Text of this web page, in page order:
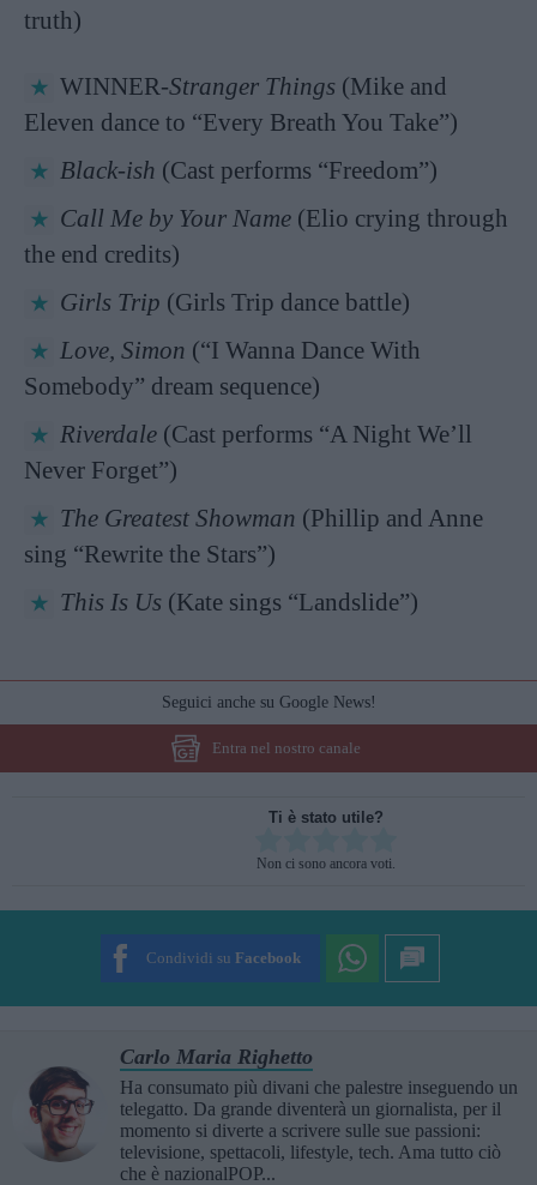
truth)
WINNER-Stranger Things (Mike and
Eleven dance to “Every Breath You Take”)
Black-ish (Cast performs “Freedom”)
Call Me by Your Name (Elio crying through
the end credits)
Girls Trip (Girls Trip dance battle)
Love, Simon (“I Wanna Dance With
Somebody” dream sequence)
Riverdale (Cast performs “A Night We’ll
Never Forget”)
The Greatest Showman (Phillip and Anne
sing “Rewrite the Stars”)
This Is Us (Kate sings “Landslide”)
Seguici anche su Google News!
Entra nel nostro canale
Ti è stato utile?
Non ci sono ancora voti.
Condividi su Facebook
Carlo Maria Righetto
Ha consumato più divani che palestre inseguendo un
telegatto. Da grande diventerà un giornalista, per il
momento si diverte a scrivere sulle sue passioni:
televisione, spettacoli, lifestyle, tech. Ama tutto ciò
che è nazionalPOP...